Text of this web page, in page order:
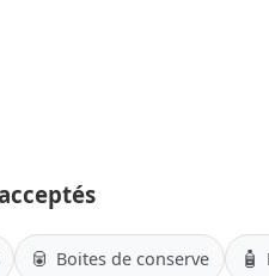
🥫 Boites de conserve 🧴